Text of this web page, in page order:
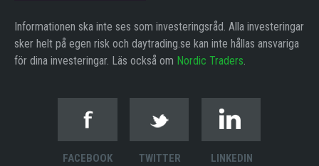
Informationen ska inte ses som investeringsråd. Alla investeringar
sker helt på egen risk och daytrading.se kan inte hållas ansvariga
för dina investeringar. Läs också om Nordic Traders.
FACEBOOK TWITTER LINKEDIN